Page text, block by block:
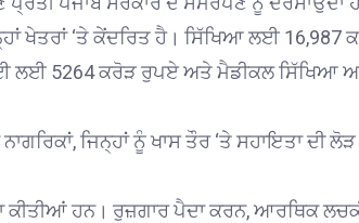
ਖੇਤਰਾਂ ‘ਤੇ ਕੇਂਦਰਿਤ ਹੈ। ਸਿੱਖਿਆ ਲਈ
ਲਈ 5264 ਕਰੋੜ ਰੁਪਏ ਅਤੇ ਮੈਡੀਕਲ ਸਿੱਖਿਆ
ਜਿਨ੍ਹਾਂ ਨੂੰ ਖਾਸ ਤੌਰ ‘ਤੇ ਸਹਾਇਤਾ ਦੀ ਲੋੜ
ਕੀਤੀਆਂ ਹਨ। ਰੁਜ਼ਗਾਰ ਪੈਦਾ ਕਰਨ, ਆਰਥਿਕ